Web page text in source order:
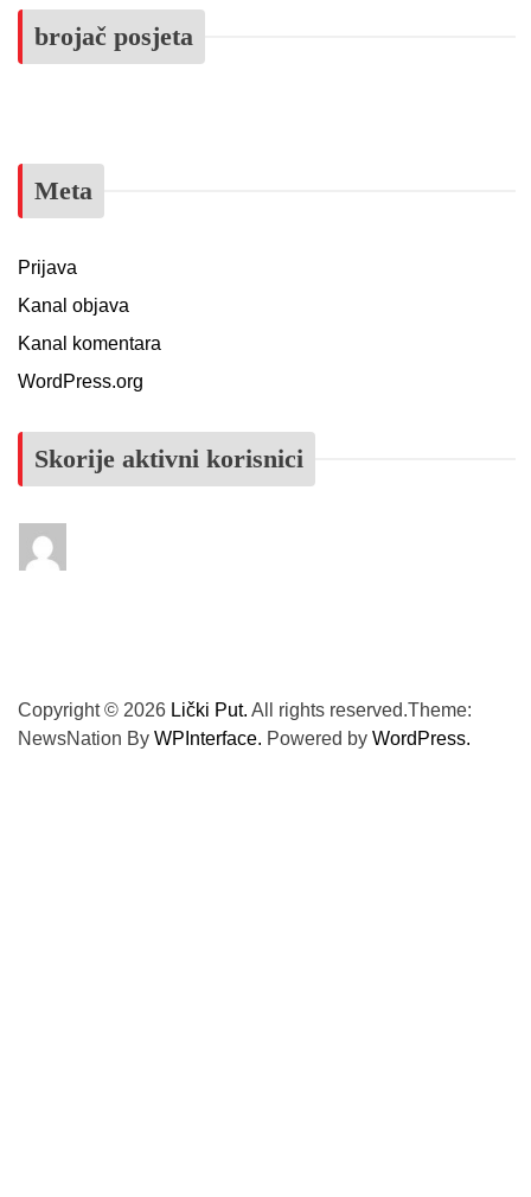
brojač posjeta
Meta
Prijava
Kanal objava
Kanal komentara
WordPress.org
Skorije aktivni korisnici
Copyright © 2026 Lički Put. All rights reserved.Theme:
NewsNation By WPInterface. Powered by WordPress.